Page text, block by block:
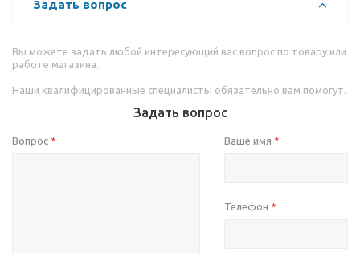
Задать вопрос
Вы можете задать любой интересующий вас вопрос по товару или
работе магазина.
Наши квалифицированные специалисты обязательно вам помогут.
Задать вопрос
Вопрос * Ваше имя *
Телефон *